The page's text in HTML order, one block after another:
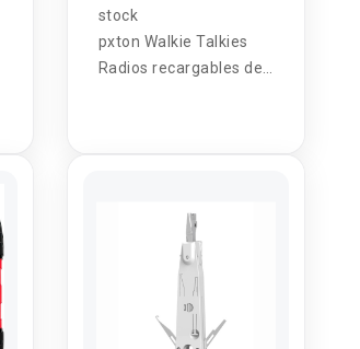
stock
pxton Walkie Talkies
Radios recargables de
con linterna, batería de
iones de litio y